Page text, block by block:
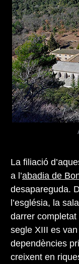
La filiació
a l’abadia de
desapareguda.
l’església, la
darrer
segle XIII es
dependències
creixent en